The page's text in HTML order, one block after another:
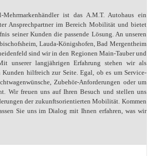
Mehrmarkenhändler ist das A.M.T. Autohaus ein
Ansprechpartner im Bereich Mobilität und bietet
seiner Kunden die passende Lösung. An unseren
Lauda-Königshofen, Bad Mergentheim
sind wir in den Regionen Main-Tauber und
unserer langjährigen Erfahrung stehen wir als
Kunden hilfreich zur Seite. Egal, ob es um Service-
Zubehör-Anforderungen oder um
Wir freuen uns auf Ihren Besuch und stellen uns
der zukunftsorientierten Mobilität. Kommen
Sie uns im Dialog mit Ihnen erfahren, was wir